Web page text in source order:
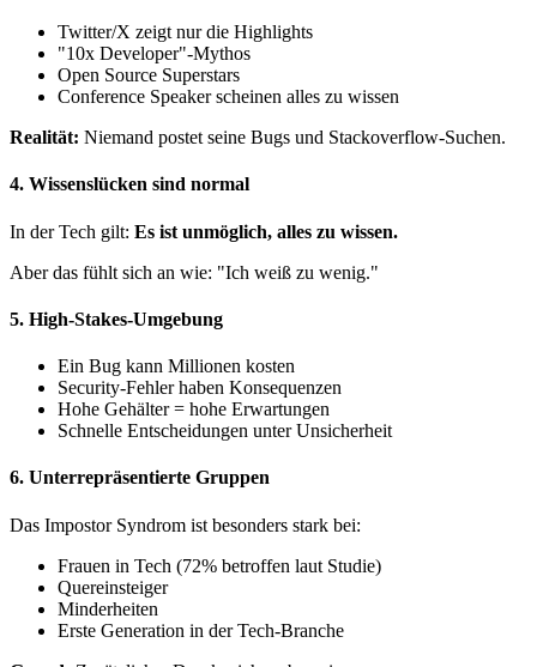
Twitter/X zeigt nur die Highlights
"10x Developer"-Mythos
Open Source Superstars
Conference Speaker scheinen alles zu wissen
Realität: Niemand postet seine Bugs und Stackoverflow-Suchen.
4. Wissenslücken sind normal
In der Tech gilt: Es ist unmöglich, alles zu wissen.
Aber das fühlt sich an wie: "Ich weiß zu wenig."
5. High-Stakes-Umgebung
Ein Bug kann Millionen kosten
Security-Fehler haben Konsequenzen
Hohe Gehälter = hohe Erwartungen
Schnelle Entscheidungen unter Unsicherheit
6. Unterrepräsentierte Gruppen
Das Impostor Syndrom ist besonders stark bei:
Frauen in Tech (72% betroffen laut Studie)
Quereinsteiger
Minderheiten
Erste Generation in der Tech-Branche